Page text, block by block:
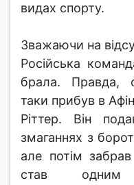
видах спорту.
Зважаючи на
Російська
брала. Правда,
таки прибув в
Ріттер. Він
змаганнях з
але потім
став одним